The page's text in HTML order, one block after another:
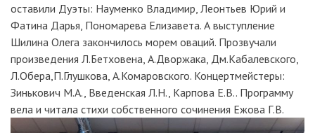
оставили Дуэты: Науменко Владимир, Леонтьев Юрий и
Фатина Дарья, Пономарева Елизавета. А выступление
Шилина Олега закончилось морем оваций. Прозвучали
произведения Л.Бетховена, А.Дворжака, Дм.Кабалевского,
Л.Обера,П.Глушкова, А.Комаровского. Концертмейстеры:
Зинькович М.А., Введенская Л.Н., Карпова Е.В.. Программу
вела и читала стихи собственного сочинения Ежова Г.В.